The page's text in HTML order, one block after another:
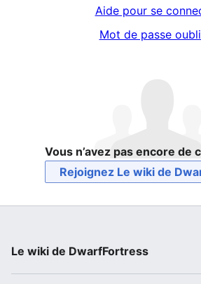
Aide pour se
Mot de passe
Vous n’avez pas encore de
Rejoignez Le wiki de
Le wiki de DwarfFortress